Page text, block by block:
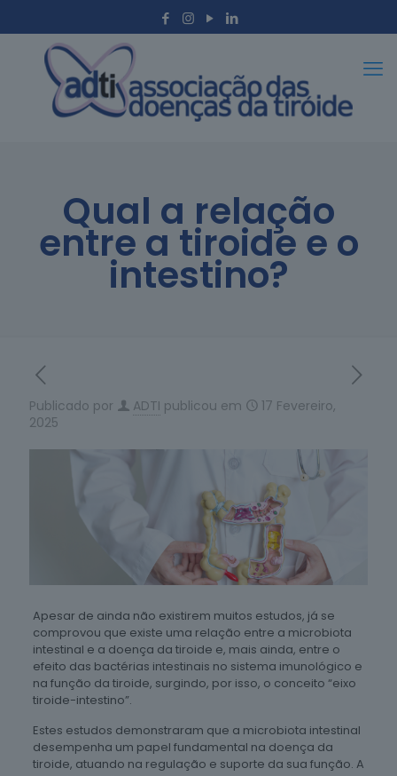
Qual a relação
entre a tiroide e o
intestino?
Publicado por ADTI publicou em
17 Fevereiro,
2025
Apesar de ainda não existirem muitos estudos, já se
comprovou que existe uma relação entre a microbiota
intestinal e a doença da tiroide e, mais ainda, entre o
efeito das bactérias intestinais no sistema imunológico e
na função da tiroide, surgindo, por isso, o conceito “eixo
tiroide-intestino”.
Estes estudos demonstraram que a microbiota intestinal
desempenha um papel fundamental na doença da
tiroide, atuando na regulação e suporte da sua função. A